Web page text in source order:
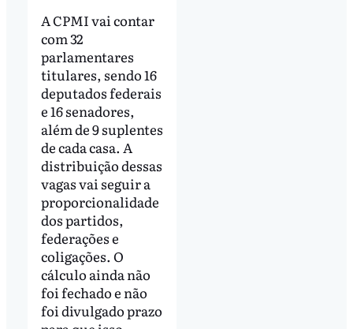
A CPMI vai contar
com 32
parlamentares
titulares, sendo 16
deputados federais
e 16 senadores,
além de 9 suplentes
de cada casa. A
distribuição dessas
vagas vai seguir a
proporcionalidade
dos partidos,
federações e
coligações. O
cálculo ainda não
foi fechado e não
foi divulgado prazo